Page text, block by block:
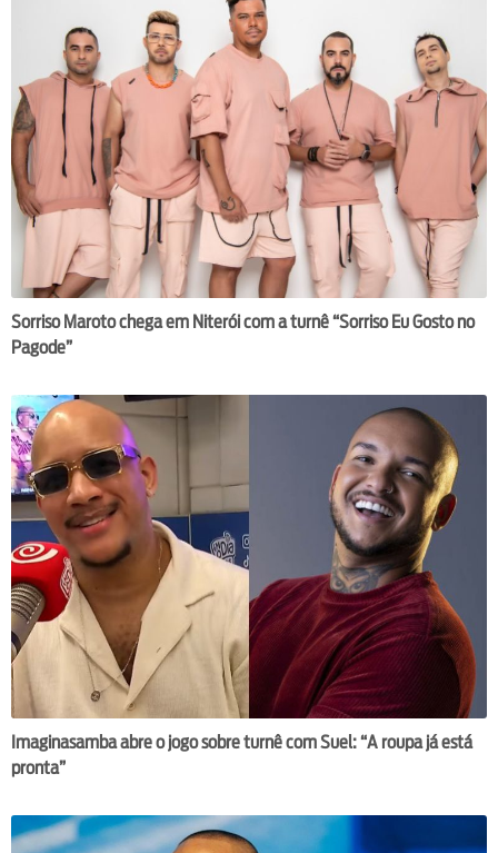
Sorriso Maroto chega em Niterói com a turnê “Sorriso Eu Gosto no
Pagode”
Imaginasamba abre o jogo sobre turnê com Suel: “A roupa já está
pronta”